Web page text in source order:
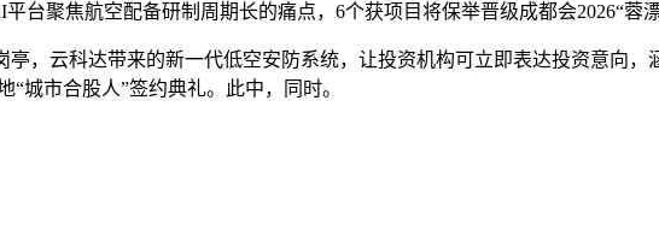
台聚焦航空配备研制周期长的痛点，6个获项目将保举晋级成都会2026“蓉
云科达带来的新一代低空安防系统，让投资机构可立即表达投资意向，
城市合股人”签约典礼。此中，同时。